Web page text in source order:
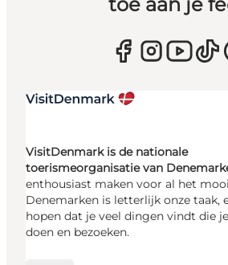
VisitDenmark is de nationale
toerismeorganisatie van
enthousiast maken voor al het
Denemarken is letterlijk onze taak,
hopen dat je veel dingen vindt die
doen en bezoeken.